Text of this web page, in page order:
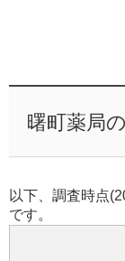
曙町薬局
以下、調査時点
です。